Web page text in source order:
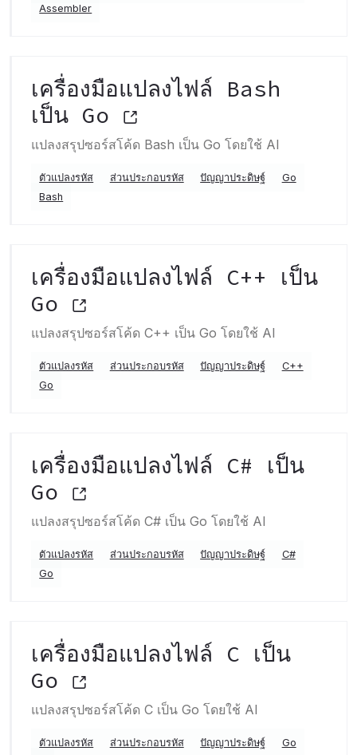
Assembler
เครื่องมือแปลงไฟล์ Bash
เป็น Go
แปลงสรุปซอร์สโค้ด Bash เป็น Go โดยใช้ AI
ตัวแปลงรหัส ส่วนประกอบรหัส ปัญญาประดิษฐ์
Go
Bash
เครื่องมือแปลงไฟล์ C++ เป็น
Go
แปลงสรุปซอร์สโค้ด C++ เป็น Go โดยใช้ AI
ตัวแปลงรหัส ส่วนประกอบรหัส ปัญญาประดิษฐ์
C++
Go
เครื่องมือแปลงไฟล์ C# เป็น
Go
แปลงสรุปซอร์สโค้ด C# เป็น Go โดยใช้ AI
ตัวแปลงรหัส ส่วนประกอบรหัส ปัญญาประดิษฐ์
C#
Go
เครื่องมือแปลงไฟล์ C เป็น
Go
แปลงสรุปซอร์สโค้ด C เป็น Go โดยใช้ AI
ตัวแปลงรหัส ส่วนประกอบรหัส ปัญญาประดิษฐ์
Go